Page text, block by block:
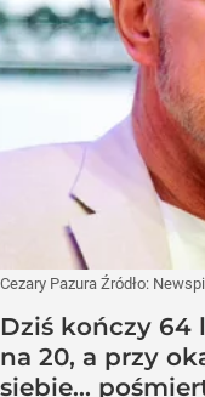
Cezary Pazura Źródło:
Dziś kończy 64
na 20, a przy
siebie...